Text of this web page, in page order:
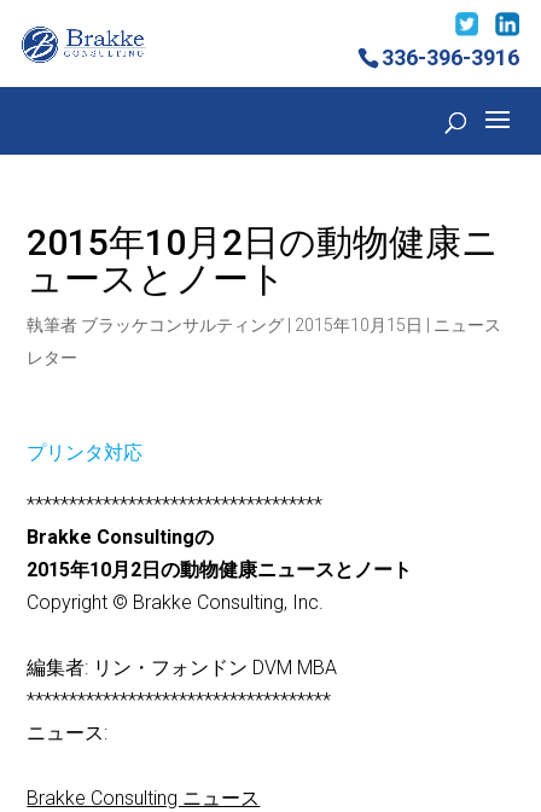
336-396-3916
2015年10月2日の動物健康ニ
ュースとノート
執筆者 ブラッケコンサルティング 2015年10月15日
ニュース
レター
プリンタ対応
***********************************
Brakke Consultingの
2015年10月2日の動物健康ニュースとノート
Copyright © Brakke Consulting, Inc.
編集者: リン・フォンドン DVM MBA
************************************
ニュース:
Brakke Consulting ニュース